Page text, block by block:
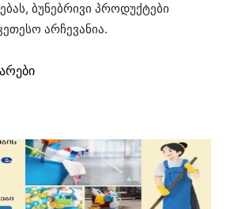
ბუნებრივი პროდუქტები
არჩევანია.